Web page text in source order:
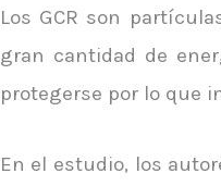
Los GCR son
gran cantidad de
protegerse por lo que
En el estudio, los